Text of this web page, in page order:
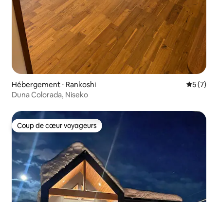
Hébergement ⋅ Rankoshi
5 (7)
Duna Colorada, Niseko
Coup de cœur voyageurs
Coup de cœur voyageurs